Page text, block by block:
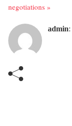
negotiations »
admin: